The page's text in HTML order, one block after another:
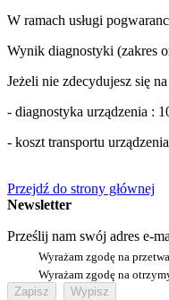
W ramach usługi
Wynik diagnostyki (zakres
Jeżeli nie zdecydujesz się
- diagnostyka urządzenia :
- koszt transportu
Przejdź do strony głównej
Newsletter
Prześlij nam swój adres e-
Wyrażam zgodę na
Wyrażam zgodę na